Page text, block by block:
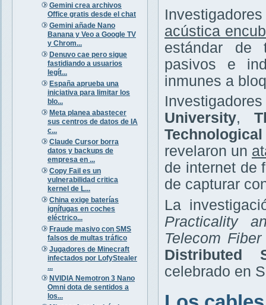
Gemini crea archivos
Office gratis desde el chat
Gemini añade Nano
Banana y Veo a Google TV
y Chrom...
Denuvo cae pero sigue
fastidiando a usuarios
legít...
España aprueba una
iniciativa para limitar los
blo...
Meta planea abastecer
sus centros de datos de IA
c...
Claude Cursor borra
datos y backups de
empresa en ...
Copy Fail es un
vulnerabilidad critica
kernel de L...
China exige baterías
ignífugas en coches
eléctrico...
Fraude masivo con SMS
falsos de multas tráfico
Jugadores de Minecraft
infectados por LofyStealer
...
NVIDIA Nemotron 3 Nano
Omni dota de sentidos a
los...
acústica
estándar de
pasivos e
inmunes a
University,
revelaron un
de internet de
de capturar
La
Practicality
Telecom
Distributed
celebrado en